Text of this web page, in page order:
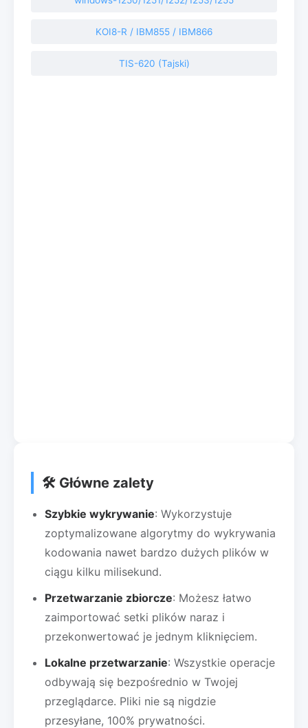
KOI8-R / IBM855 / IBM866
TIS-620 (Tajski)
🛠️ Główne zalety
Szybkie wykrywanie: Wykorzystuje
zoptymalizowane algorytmy do wykrywania
kodowania nawet bardzo dużych plików w
ciągu kilku milisekund.
Przetwarzanie zbiorcze: Możesz łatwo
zaimportować setki plików naraz i
przekonwertować je jednym kliknięciem.
Lokalne przetwarzanie: Wszystkie operacje
odbywają się bezpośrednio w Twojej
przeglądarce. Pliki nie są nigdzie
przesyłane, 100% prywatności.